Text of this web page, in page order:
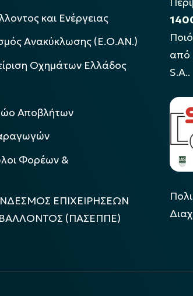
και Ενέργειας
Ανακύκλωσης (Ε.Ο.ΑΝ.)
Οχημάτων Ελλάδος
Αποβλήτων
Φορέων &
ΕΠΙΧΕΙΡΗΣΕΩΝ
(ΠΑΣΕΠΠΕ)
από
S.A..